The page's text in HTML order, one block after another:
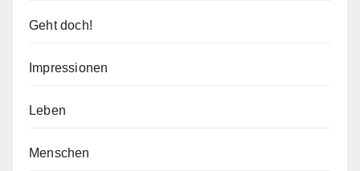
Geht doch!
Impressionen
Leben
Menschen